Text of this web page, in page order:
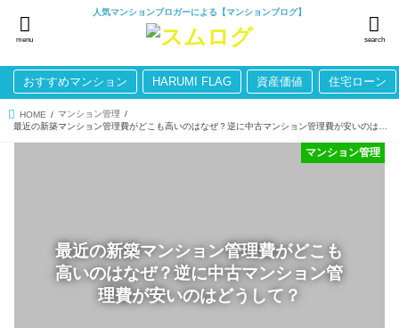
人気マンションブロガーによる【マンションブログ】
search
menu
おすすめマンション HARUMI FLAG 資産価値 住宅ローン
HOME
マンション管理
最近の新築マンション管理費がどこも
高いのはなぜ？逆に中古マンション管
理費が安いのはどうして？
マンション管理